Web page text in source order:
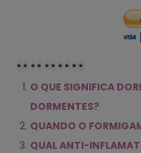
O QUE SIGNIFICA
DORMENTES?
QUANDO O
QUAL ANTI-